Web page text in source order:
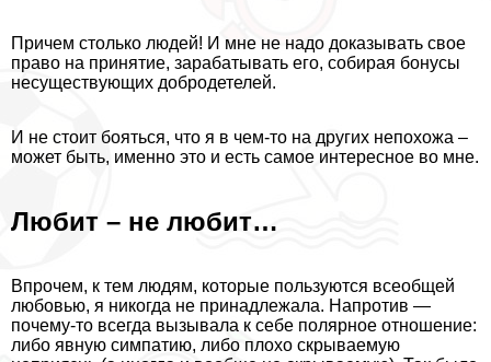
Причем столько людей! И мне не надо доказывать свое
право на принятие, заpaбатывать его, собирая бонусы
несуществующих добродетелей.
И не стоит бояться, что я в чем-то на других непохожа –
может быть, именно это и есть самое интересное во мне.
Любит – не любит…
Впрочем, к тем людям, которые пользуются всеобщей
любовью, я никогда не принадлежала. Напротив —
почему-то всегда вызывала к себе полярное отношение:
либо явную симпатию, либо плохо скрываемую